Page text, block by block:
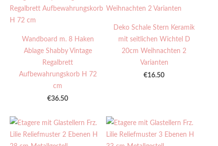
Wandboard m. 8 Haken
Ablage Shabby Vintage
Regalbrett
Aufbewahrungskorb H 72
cm
€36.50
Deko Schale Stern Keramik
mit seitlichen Wichtel D
20cm Weihnachten 2
Varianten
€16.50